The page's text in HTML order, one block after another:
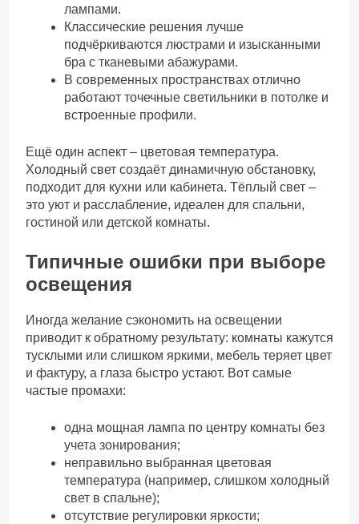
лампами.
Классические решения лучше
подчёркиваются люстрами и изысканными
бра с тканевыми абажурами.
В современных пространствах отлично
работают точечные светильники в потолке и
встроенные профили.
Ещё один аспект – цветовая температура.
Холодный свет создаёт динамичную обстановку,
подходит для кухни или кабинета. Тёплый свет –
это уют и расслабление, идеален для спальни,
гостиной или детской комнаты.
Типичные ошибки при выборе
освещения
Иногда желание сэкономить на освещении
приводит к обратному результату: комнаты кажутся
тусклыми или слишком яркими, мебель теряет цвет
и фактуру, а глаза быстро устают. Вот самые
частые промахи:
одна мощная лампа по центру комнаты без
учета зонирования;
неправильно выбранная цветовая
температура (например, слишком холодный
свет в спальне);
отсутствие регулировки яркости;